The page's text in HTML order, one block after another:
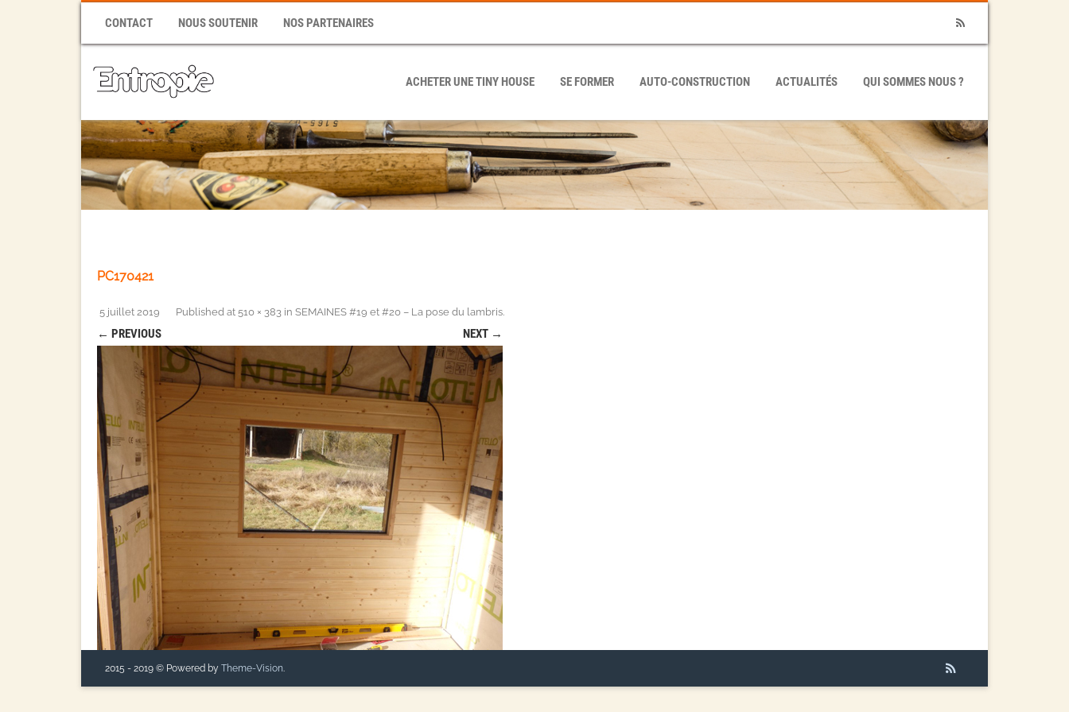
CONTACT NOUS SOUTENIR NOS PARTENAIRES
ACHETER UNE TINY HOUSE SE FORMER AUTO-CONSTRUCTION ACTUALITÉS QUI SOMMES NOUS ?
PC170421
Published
5 juillet 2019 at 510 × 383 in SEMAINES #19 et #20 – La pose du lambris.
← PREVIOUS NEXT →
2015 - 2019 © Powered by Theme-Vision.